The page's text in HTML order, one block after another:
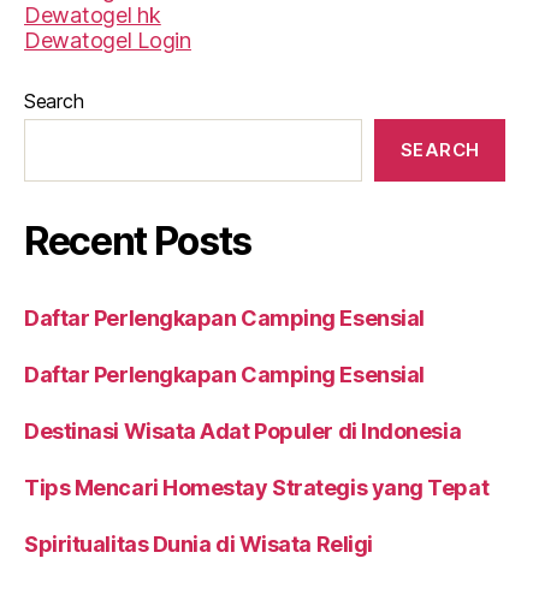
Dewatogel hk
Dewatogel Login
Search
SEARCH
Recent Posts
Daftar Perlengkapan Camping Esensial
Daftar Perlengkapan Camping Esensial
Destinasi Wisata Adat Populer di Indonesia
Tips Mencari Homestay Strategis yang Tepat
Spiritualitas Dunia di Wisata Religi